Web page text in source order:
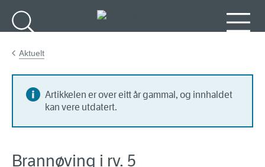
Aktuelt
Artikkelen er over eitt år gammal, og innhaldet
kan vere utdatert.
Brannøving i rv. 5